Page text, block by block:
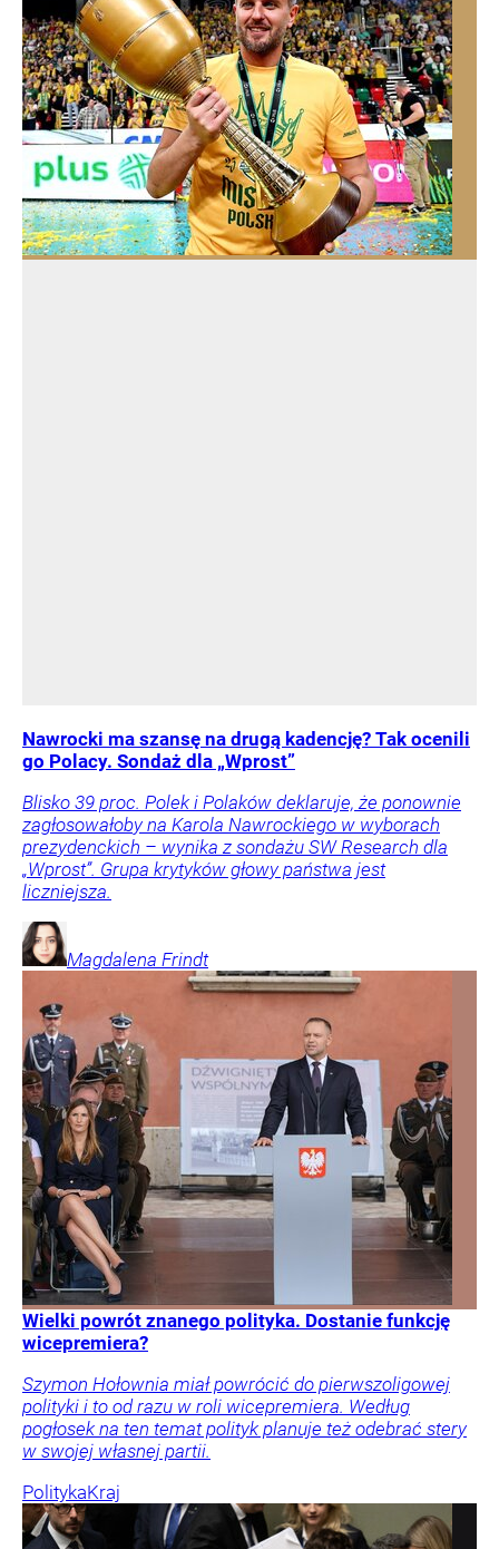
Nawrocki ma szansę na drugą kadencję? Tak ocenili
go Polacy. Sondaż dla „Wprost”
Blisko 39 proc. Polek i Polaków deklaruje, że ponownie
zagłosowałoby na Karola Nawrockiego w wyborach
prezydenckich – wynika z sondażu SW Research dla
„Wprost”. Grupa krytyków głowy państwa jest
liczniejsza.
Magdalena Frindt
Wielki powrót znanego polityka. Dostanie funkcję
wicepremiera?
Szymon Hołownia miał powrócić do pierwszoligowej
polityki i to od razu w roli wicepremiera. Według
pogłosek na ten temat polityk planuje też odebrać stery
w swojej własnej partii.
PolitykaKraj